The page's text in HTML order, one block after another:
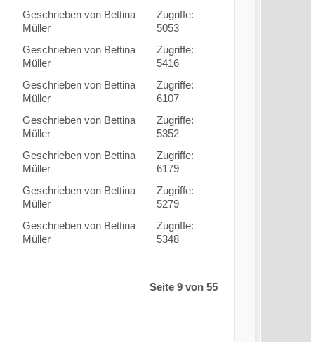
Geschrieben von Bettina
Müller
Zugriffe:
5053
Geschrieben von Bettina
Müller
Zugriffe:
5416
Geschrieben von Bettina
Müller
Zugriffe:
6107
Geschrieben von Bettina
Müller
Zugriffe:
5352
Geschrieben von Bettina
Müller
Zugriffe:
6179
Geschrieben von Bettina
Müller
Zugriffe:
5279
Geschrieben von Bettina
Müller
Zugriffe:
5348
Seite 9 von 55